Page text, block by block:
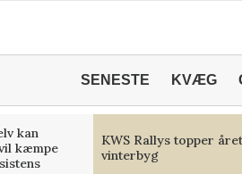
SENESTE KVÆG
kan
kæmpe
KWS Rallys topper
vinterbyg